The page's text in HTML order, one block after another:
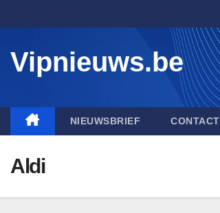
to
Vipnieuws.be
NIEUWSBRIEF CONTACT
Aldi